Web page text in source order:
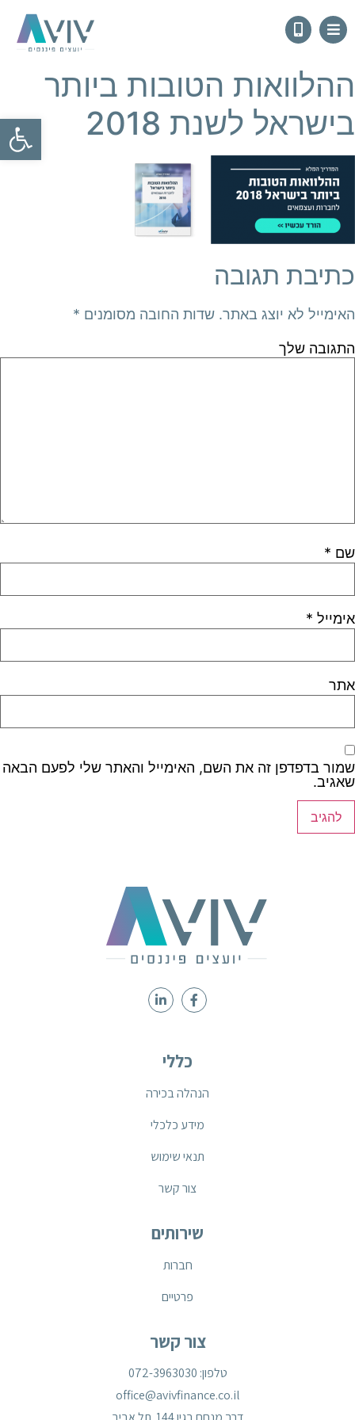
ההלוואות הטובות ביותר
בישראל לשנת 2018
כתיבת תגובה
האימייל לא יוצג באתר. שדות החובה מסומנים *
התגובה שלך
שם *
אימייל *
אתר
שמור בדפדפן זה את השם, האימייל והאתר שלי לפעם הבאה
שאגיב.
כללי
הנהלה בכירה
מידע כלכלי
תנאי שימוש
צור קשר
שירותים
חברות
פרטיים
צור קשר
טלפון: 072-3963030
office@avivfinance.co.il